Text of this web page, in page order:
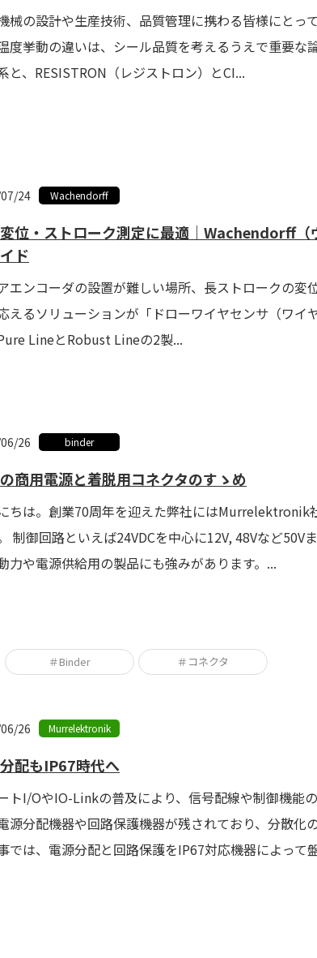
械の設計や生産技術、品質管理に携わる皆様にとっ
度挙動の違いは、シール品質を考えるうえで重要な
と、RESISTRON（レジストロン）とCI...
24 Wachendorff
位・ストローク測定に最適｜Wachendorff（
ド
エンコーダの設置が難しい場所、長ストロークの
えるソリューションが「ドローワイヤセンサ（ワ
LineとRobust Lineの2製...
26 binder
商用電源と着脱用コネクタのすゝめ
ちは。創業70周年を迎えた弊社にはMurrelektronik
制御回路といえば24VDCを中心に12V, 48Vなど
力や電源供給用の製品にも強みがあります。...
＃Binder ＃コネクタ
26 Murrelektronik
配もIP67時代へ
トI/OやIO-Linkの普及により、信号配線や制御機能
源分配機器や回路保護機器が残されており、分散化
では、電源分配と回路保護をIP67対応機器によって